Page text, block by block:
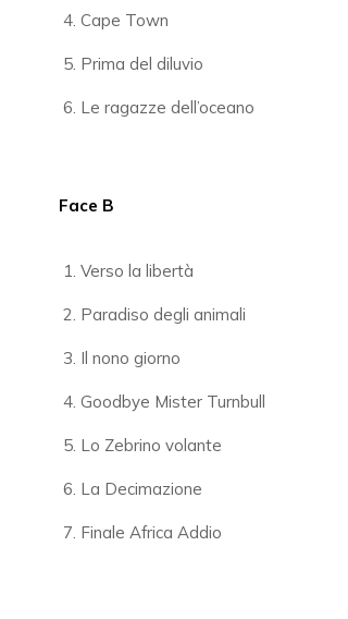
Cape Town
Prima del diluvio
Le ragazze dell’oceano
Face B
Verso la libertà
Paradiso degli animali
Il nono giorno
Goodbye Mister Turnbull
Lo Zebrino volante
La Decimazione
Finale Africa Addio